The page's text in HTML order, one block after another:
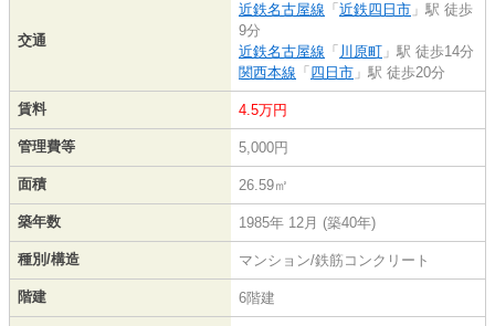
交通
近鉄名古屋線 「 近鉄四日市 」駅 徒歩
9分
近鉄名古屋線 「 川原町 」駅 徒歩14分
関西本線 「 四日市 」駅 徒歩20分
賃料 4.5万円
管理費等 5,000円
面積 26.59㎡
築年数 1985年 12月 (築40年)
種別/構造 マンション/鉄筋コンクリート
階建 6階建